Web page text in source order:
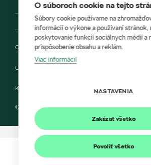
Ochrana osobných údajov
Cookies
Kontakt
© 2022 KARIREAL SLOVAKIA a Škoda Auto Slovensko
O súboroch cookie na tejto
Súbory cookie používame na
informácií o výkone a používaní stránok,
poskytovanie funkcií sociálnych médií a
prispôsobenie obsahu a reklám.
Viac informácií
NASTAVENIA
Zakázať všetko
Povoliť všetko